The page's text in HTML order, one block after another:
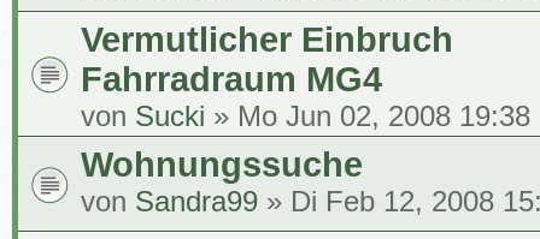
Vermutlicher Einbruch
Fahrradraum MG4
von Sucki » Mo Jun 02, 2008 19:38
Wohnungssuche
von Sandra99 » Di Feb 12, 2008